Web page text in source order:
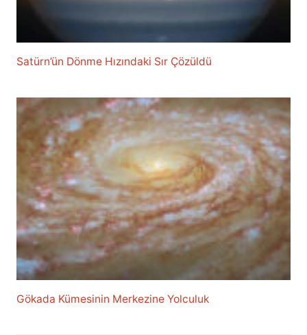
Satürn’ün Dönme Hızındaki Sır Çözüldü
Gökada Kümesinin Merkezine Yolculuk